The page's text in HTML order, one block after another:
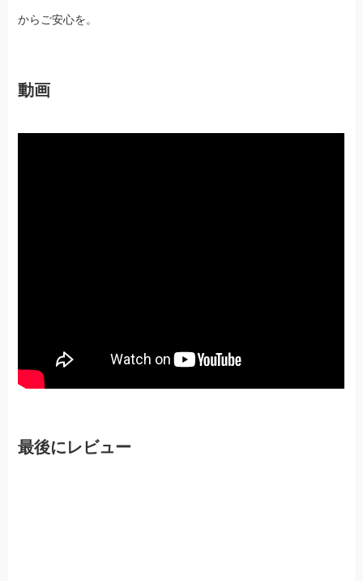
からご安心を。
動画
最後にレビュー